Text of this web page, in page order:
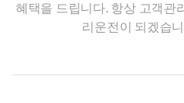
혜택을 드립니다. 항상 고객관
리운전이 되겠습